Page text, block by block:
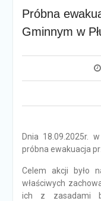
Próbna
Gminnym w
Dnia 18.09.2025r.
próbna ewakuacja
Celem akcji było
właściwych
ich z zasadami